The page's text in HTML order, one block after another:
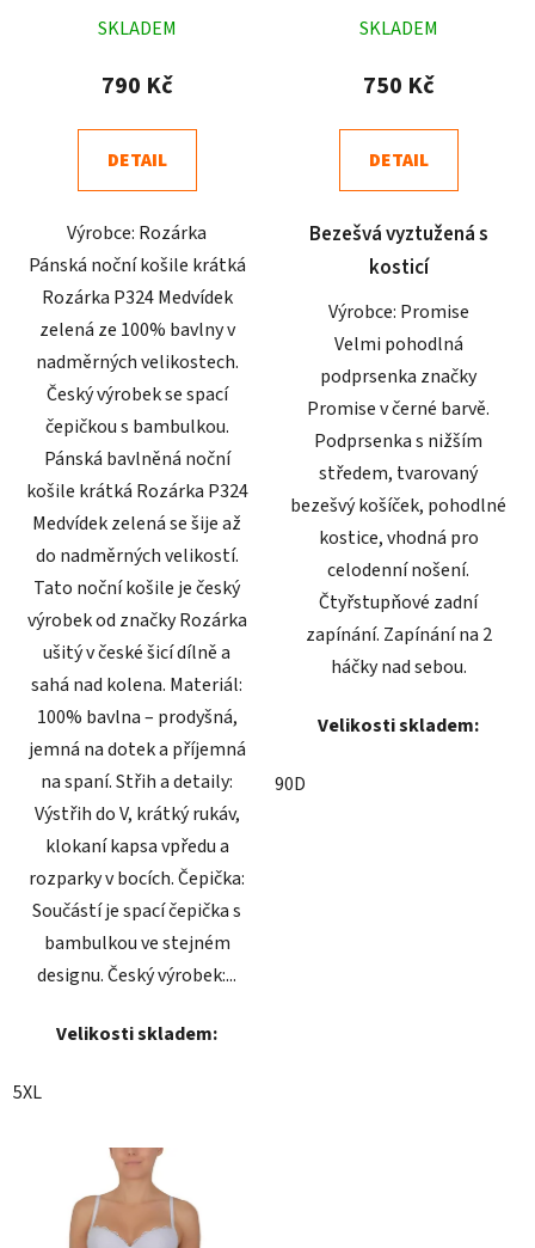
hodnocení
produktu
4,8
z
hvězdiček.
SKLADEM
790 Kč
DETAIL
Výrobce: Rozárka
Pánská noční košile krátká
Rozárka P324 Medvídek
zelená ze 100% bavlny v
nadměrných velikostech.
Český výrobek se spací
čepičkou s bambulkou.
Pánská bavlněná noční
košile krátká Rozárka P324
Medvídek zelená se šije až
do nadměrných velikostí.
Tato noční košile je český
výrobek od značky Rozárka
ušitý v české šicí dílně a
sahá nad kolena. Materiál:
100% bavlna – prodyšná,
jemná na dotek a příjemná
na spaní. Střih a detaily:
Výstřih do V, krátký rukáv,
klokaní kapsa vpředu a
rozparky v bocích. Čepička:
Součástí je spací čepička s
bambulkou ve stejném
designu. Český výrobek:...
Velikosti skladem:
5XL
hodnocení
produktu
5,0
z
hvězdiček.
SKLADEM
750 Kč
DETAIL
Bezešvá vyztužená s
kosticí
Výrobce: Promise
Velmi pohodlná
podprsenka značky
Promise v černé barvě.
Podprsenka s nižším
středem, tvarovaný
bezešvý košíček, pohodlné
kostice, vhodná pro
celodenní nošení.
Čtyřstupňové zadní
zapínání. Zapínání na 2
háčky nad sebou.
Velikosti skladem:
90D